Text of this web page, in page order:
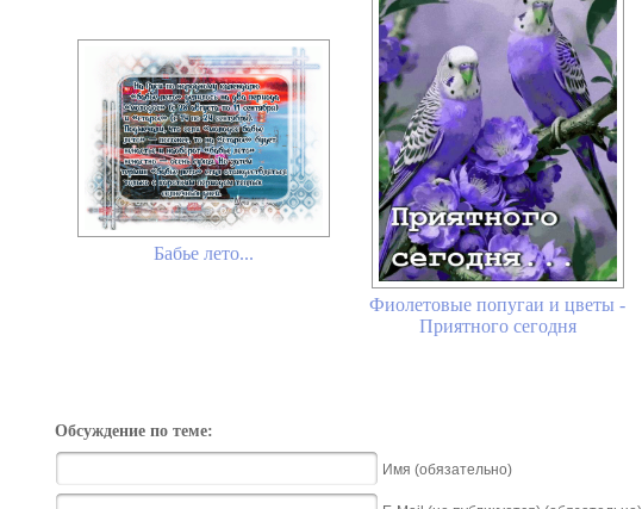
Бабье лето...
Фиолетовые попугаи и цветы -
Приятного сегодня
Обсуждение по теме:
Имя (обязательно)